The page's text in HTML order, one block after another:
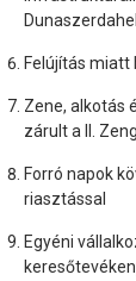
Felújítás miatt
Zene, alkotás
zárult a II.
Forró napok
riasztással
Egyéni